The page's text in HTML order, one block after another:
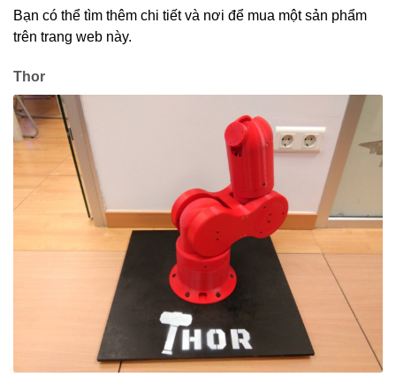
Bạn có thể tìm thêm chi tiết và nơi để mua một sản phẩm
trên trang web này.
Thor